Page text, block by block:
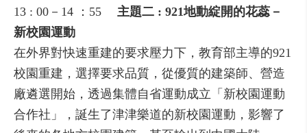
13 : 00－14 ：55 主題二 : 921地動綻開的花蕊－
新校園運動
在外界對快速重建的要求壓力下，教育部主導的921
校園重建，選擇要求品質，從優質的建築師、營造
廠遴選開始，透過集體自省運動成立「新校園運動
合作社」，誕生了津津樂道的新校園運動，影響了